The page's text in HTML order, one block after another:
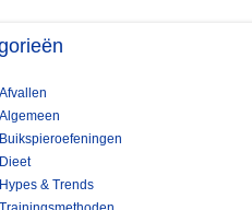
Afvallen
Algemeen
Buikspieroefeningen
Dieet
Hypes & Trends